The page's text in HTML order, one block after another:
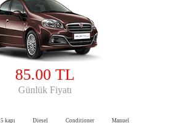
85.00 TL
Günlük Fiyatı
5 kapı Diesel Conditioner Manuel